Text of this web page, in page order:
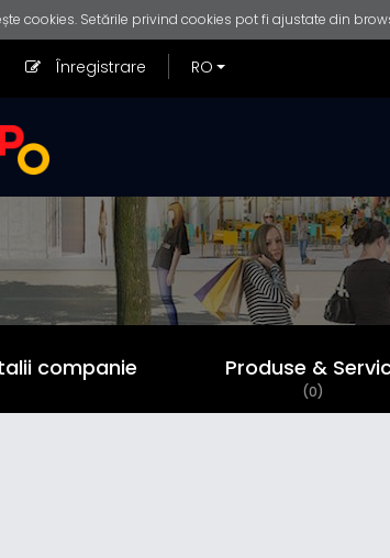
cookies. Setările privind cookies pot fi ajustate din
Înregistrare
companie Produse &
(0)